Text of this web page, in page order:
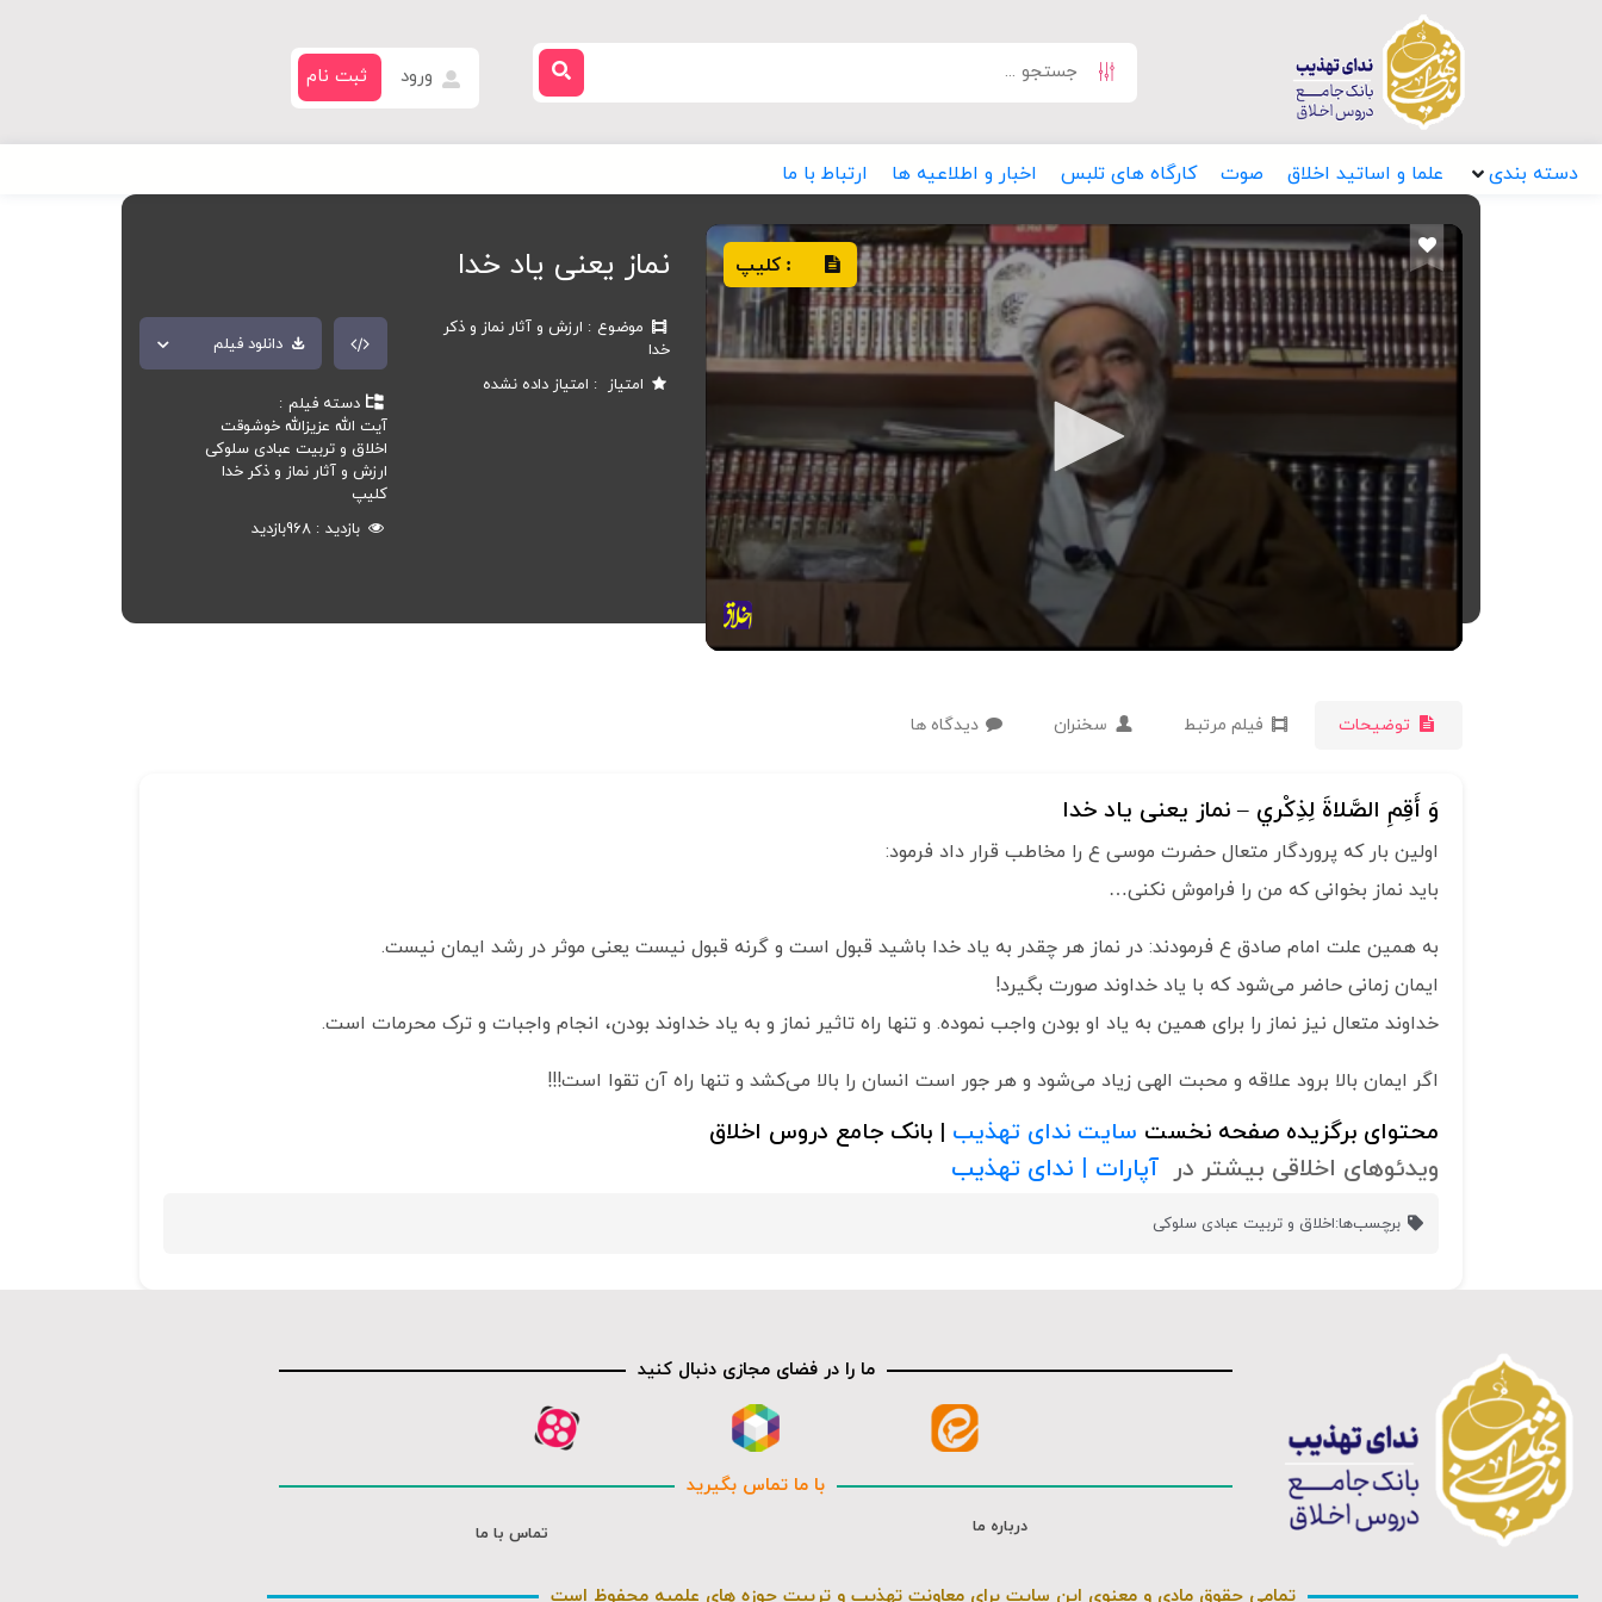
ورود ثبت نام
دسته بندی علما و اساتید اخلاق صوت کارگاه های تلبس اخبار و اطلاعیه ها ارتباط با ما
: کلیپ نماز یعنی یاد خدا
موضوع
ارزش و آثار نماز و ذکر
خدا
امتیاز
امتیاز داده نشده
دانلود فیلم
دسته فیلم
آیت الله عزیزالله خوشوقت
اخلاق و تربیت عبادی سلوکی
ارزش و آثار نماز و ذکر خدا
کلیپ
بازدید
968بازدید
توضیحات فیلم مرتبط سخنران دیدگاه ها
وَ أَقِمِ الصَّلاةَ لِذِكْري – نماز یعنی یاد خدا
اولین بار که پروردگار متعال حضرت موسی ع را مخاطب قرار داد فرمود:
باید نماز بخوانی که من را فراموش نکنی…
به همین علت امام صادق ع فرمودند: در نماز هر چقدر به یاد خدا باشید قبول است و گرنه قبول نیست یعنی موثر در رشد ایمان نیست.
ایمان زمانی حاضر می‌شود که با یاد خداوند صورت بگیرد!
خداوند متعال نیز نماز را برای همین به یاد او بودن واجب نموده. و تنها راه تاثیر نماز و به یاد خداوند بودن، انجام واجبات و ترک محرمات است.
اگر ایمان بالا برود علاقه و محبت الهی زیاد می‌شود و هر جور است انسان را بالا می‌کشد و تنها راه آن تقوا است!!!
محتوای برگزیده صفحه نخست سایت ندای تهذیب | بانک جامع دروس اخلاق
ویدئوهای اخلاقی بیشتر در آپارات | ندای تهذیب
برچسب‌ها:اخلاق و تربیت عبادی سلوکی
ما را در فضای مجازی دنبال کنید
با ما تماس بگیرید
درباره ما تماس با ما